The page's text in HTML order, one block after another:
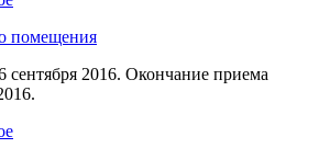
помещения
сентября 2016. Окончание приема